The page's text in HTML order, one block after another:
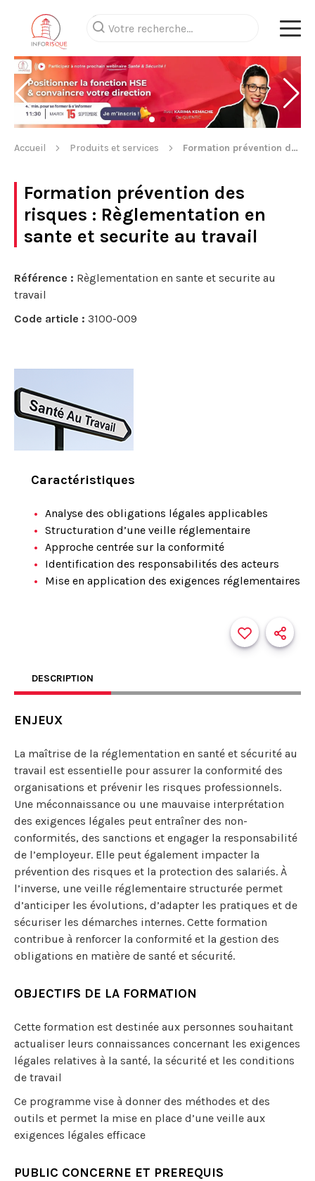
Accueil Produits et services Formation prévention des risques
Formation prévention des
risques : Règlementation en
sante et securite au travail
Référence : Règlementation en sante et securite au
travail
Code article : 3100-009
Caractéristiques
Analyse des obligations légales applicables
Structuration d’une veille réglementaire
Approche centrée sur la conformité
Identification des responsabilités des acteurs
Mise en application des exigences réglementaires
DESCRIPTION
ENJEUX
La maîtrise de la réglementation en santé et sécurité au
travail est essentielle pour assurer la conformité des
organisations et prévenir les risques professionnels.
Une méconnaissance ou une mauvaise interprétation
des exigences légales peut entraîner des non-
conformités, des sanctions et engager la responsabilité
de l’employeur. Elle peut également impacter la
prévention des risques et la protection des salariés. À
l’inverse, une veille réglementaire structurée permet
d’anticiper les évolutions, d’adapter les pratiques et de
sécuriser les démarches internes. Cette formation
contribue à renforcer la conformité et la gestion des
obligations en matière de santé et sécurité.
OBJECTIFS DE LA FORMATION
Cette formation est destinée aux personnes souhaitant
actualiser leurs connaissances concernant les exigences
légales relatives à la santé, la sécurité et les conditions
de travail
Ce programme vise à donner des méthodes et des
outils et permet la mise en place d’une veille aux
exigences légales efficace
PUBLIC CONCERNE ET PREREQUIS